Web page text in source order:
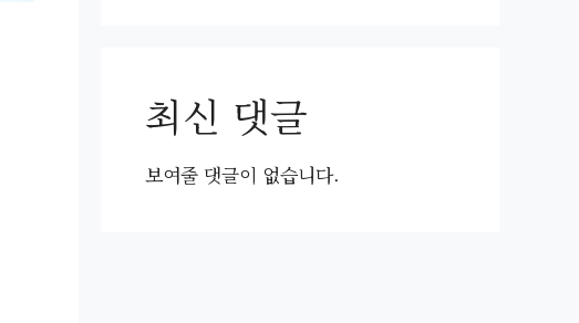
최신 댓글
보여줄 댓글이 없습니다.